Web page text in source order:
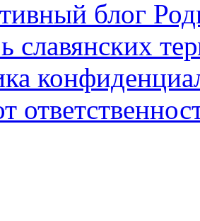
блог
славянских